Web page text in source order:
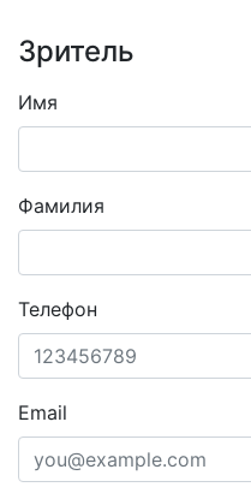
Зритель
Имя
Фамилия
Телефон
Email